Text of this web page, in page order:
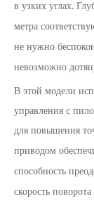
в узких углах.
метра
не нужно
невозможно
В этой модели
управления с
для повышения
приводом
способность
скорость поворота